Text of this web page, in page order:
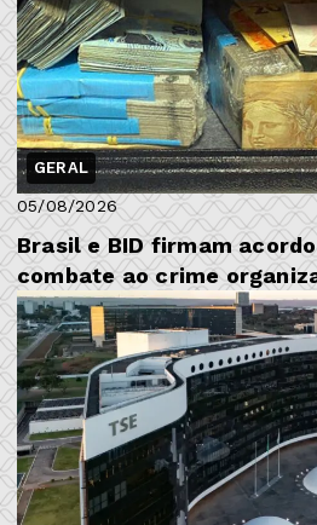
GERAL
05/08/2026
Brasil e BID firmam
combate ao crime